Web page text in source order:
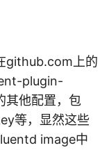
github.com上的
plugin-
他配置，包
等，显然这些
image中